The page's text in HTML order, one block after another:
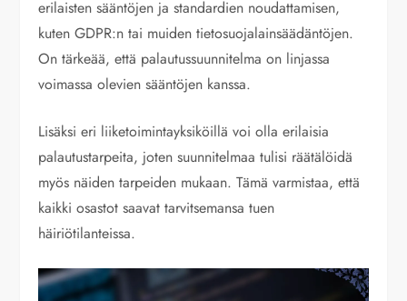
erilaisten sääntöjen ja standardien noudattamisen,
kuten GDPR:n tai muiden tietosuojalainsäädäntöjen.
On tärkeää, että palautussuunnitelma on linjassa
voimassa olevien sääntöjen kanssa.
Lisäksi eri liiketoimintayksiköillä voi olla erilaisia
palautustarpeita, joten suunnitelmaa tulisi räätälöidä
myös näiden tarpeiden mukaan. Tämä varmistaa, että
kaikki osastot saavat tarvitsemansa tuen
häiriötilanteissa.